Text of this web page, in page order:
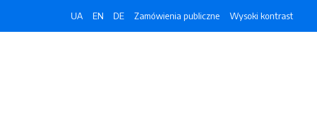
UA EN DE Zamówienia publiczne Wysoki kontrast